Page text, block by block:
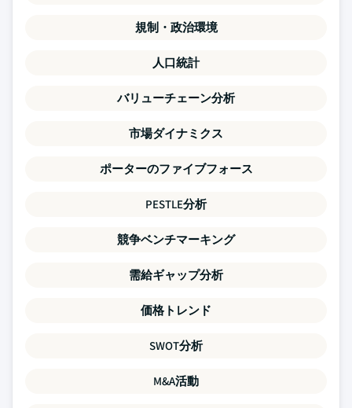
規制・政治環境
人口統計
バリューチェーン分析
市場ダイナミクス
ポーターのファイブフォース
PESTLE分析
競争ベンチマーキング
需給ギャップ分析
価格トレンド
SWOT分析
M&A活動